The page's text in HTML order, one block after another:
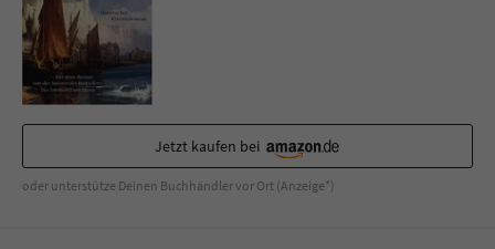
Jetzt kaufen bei
oder unterstütze Deinen Buchhändler vor Ort (Anzeige*)
Zweck